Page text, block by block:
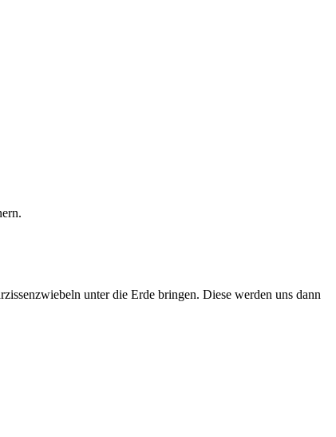
unter die Erde bringen. Diese werden uns dann